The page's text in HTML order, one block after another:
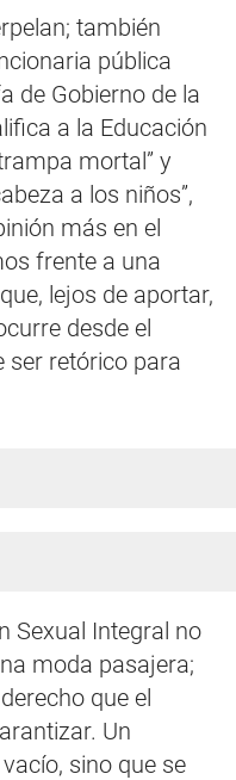
también
pública
de Gobierno de la
a la Educación
mortal” y
a los niños”,
más en el
frente a una
lejos de aportar,
desde el
ser retórico para
Sexual Integral no
moda pasajera;
que el
Un
sino que se